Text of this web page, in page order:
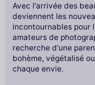
Avec l'arrivée des
deviennent les
incontournables pour
amateurs de
recherche d'une
bohème, végétalisé
chaque envie.